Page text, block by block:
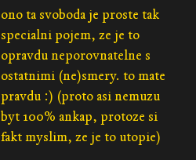
ono ta svoboda je proste tak
specialni pojem, ze je to
opravdu neporovnatelne s
ostatnimi (ne)smery. to mate
pravdu :) (proto asi nemuzu
byt 100% ankap, protoze si
fakt myslim, ze je to utopie)